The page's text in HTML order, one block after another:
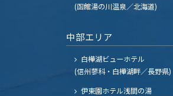
(函館湯の川温泉／北海道)
中部エリア
白樺湖ビューホテル
(信州蓼科・白樺湖畔／長野県)
伊東園ホテル浅間の湯